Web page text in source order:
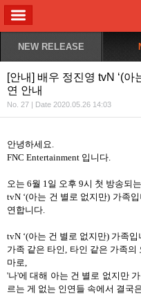
NEW RELEASE
[안내] 배우 정진영 tvN ‘(아
연 안내
No. 27 | Date 2020.05.26 14:03
안녕하세요.
FNC Entertainment 입니다.
오는 6월 1일 오후 9시 첫 방송되는
tvN ‘(아는 건 별로 없지만) 가족
연합니다.
tvN ‘(아는 건 별로 없지만) 가족입
가족 같은 타인, 타인 같은 가족의
마로,
'나'에 대해 아는 건 별로 없지만
르는 게 없는 인연들 속에서 결국